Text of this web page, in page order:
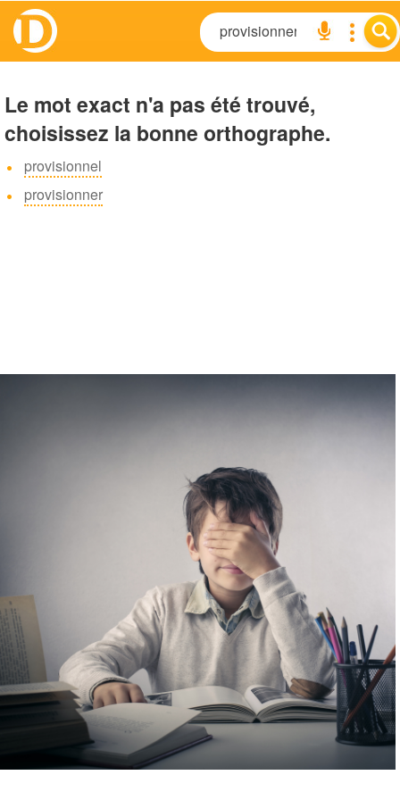
Le mot exact n'a pas été trouvé,
choisissez la bonne orthographe.
provisionnel
provisionner